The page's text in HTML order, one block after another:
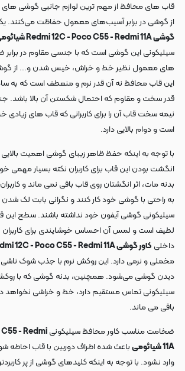
قاب های محافظ از مهم ترین لوازم جانبی گوشی
از گوشی در برابر آسیب‌های معمول حفاظت می‌کنند.
گوشی Redmi 12C - Poco C55 - Redmi 11A شیائومی
سیلیکونی این گوشی است که با جنسی مقاوم در برابر
های معمول نظیر خط و خراش، خیس شدن و... از
این قاب محافظ نه آن قدر نرم و منعطف است که به
قدر سخت و مقاوم که احتمال شکستن آن بالا
نیمه سخت قاب آن را برای کاربرانی که قاب های زیادی
است و دوام بالایی دارد.
با توجه به اینکه حفظ ظاهر زیبای گوشی اهمیت
انگشت بودن این قاب برای کاربران نکته بسیار مهمی
بدنه مات، اثر انگشتان روی قاب باقی نمی ماند و
به راحتی با گوشی خود کار کنند و نگرانی بابت لک
سیلیکونی گوشی آیفون خود نداشته باشند. سطح این
لطیف است و لمس آن احساس خوشایندی برای
داخلی کاور گوشی Redmi 12C - Poco C55 - Redmi 11A شیائومی
مخملی و نرمی دارد. این روکش نرم با جذب شوک ناشی
دیدن گوشی می‌شود. همچنین، بدنه گوشی که با
سیلیکونی تماس مستقیم دارد، خط و خراشی نخواهد
باقی می ماند.
ضخامت مناسب کاور محافظ سیلیکونی- Redmi
11A شیائومی
باعث شده اطراف دوربین با قاب احاطه
وارد نشود. با توجه به اینکه کلیدهای گوشی از پر